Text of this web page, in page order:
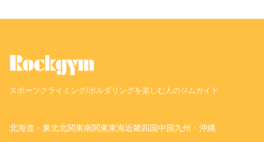
スポーツクライミング/ボルダリングを楽しむ人のジムガイド
北海道・東北北関東南関東東海近畿四国中国九州・沖縄